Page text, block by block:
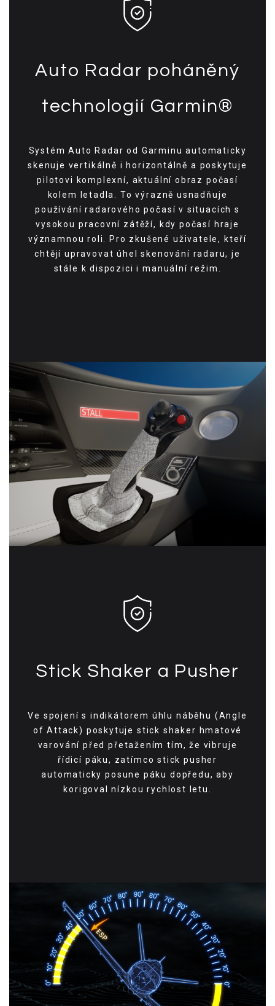
Auto Radar poháněný
technologií Garmin®
Systém Auto Radar od Garminu automaticky
skenuje vertikálně i horizontálně a poskytuje
pilotovi komplexní, aktuální obraz počasí
kolem letadla. To výrazně usnadňuje
používání radarového počasí v situacích s
vysokou pracovní zátěží, kdy počasí hraje
významnou roli. Pro zkušené uživatele, kteří
chtějí upravovat úhel skenování radaru, je
stále k dispozici i manuální režim.
Stick Shaker a Pusher
Ve spojení s indikátorem úhlu náběhu (Angle
of Attack) poskytuje stick shaker hmatové
varování před přetažením tím, že vibruje
řídicí páku, zatímco stick pusher
automaticky posune páku dopředu, aby
korigoval nízkou rychlost letu.